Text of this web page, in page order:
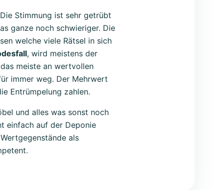
Stimmung ist sehr getrübt
ganze noch schwieriger. Die
welche viele Rätsel in sich
, wird meistens der
meiste an wertvollen
immer weg. Der Mehrwert
Entrümpelung zahlen.
und alles was sonst noch
einfach auf der Deponie
als